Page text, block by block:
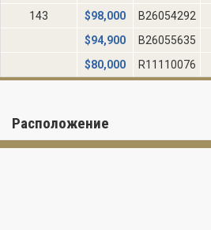
143
$98,000 B26054292
$94,900 B26055635
$80,000 R11110076
Расположение